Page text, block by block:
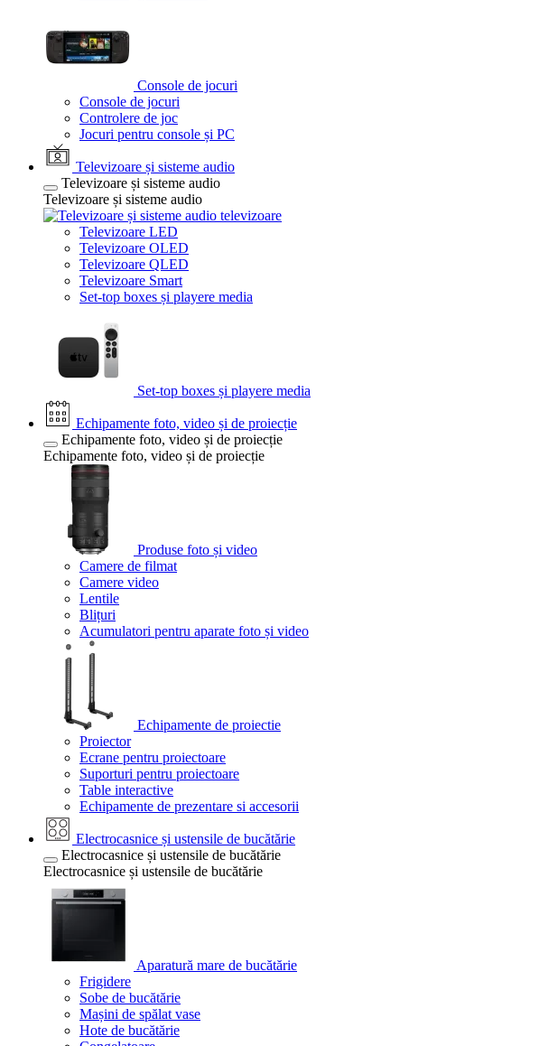
Console de jocuri
Console de jocuri
Controlere de joc
Jocuri pentru console și PC
Televizoare și sisteme audio
Televizoare și sisteme audio
Televizoare și sisteme audio
televizoare
Televizoare LED
Televizoare OLED
Televizoare QLED
Televizoare Smart
Set-top boxes și playere media
Set-top boxes și playere media
Echipamente foto, video și de proiecție
Echipamente foto, video și de proiecție
Echipamente foto, video și de proiecție
Produse foto și video
Camere de filmat
Camere video
Lentile
Blițuri
Acumulatori pentru aparate foto și video
Echipamente de proiectie
Proiector
Ecrane pentru proiectoare
Suporturi pentru proiectoare
Table interactive
Echipamente de prezentare si accesorii
Electrocasnice și ustensile de bucătărie
Electrocasnice și ustensile de bucătărie
Electrocasnice și ustensile de bucătărie
Aparatură mare de bucătărie
Frigidere
Sobe de bucătărie
Mașini de spălat vase
Hote de bucătărie